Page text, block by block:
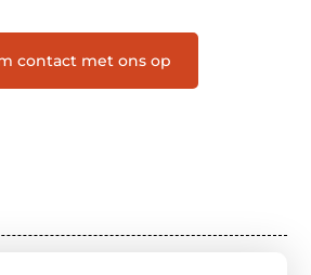
contact met ons op